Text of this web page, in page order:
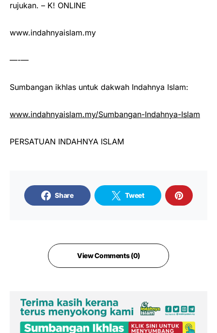
rujukan. – K! ONLINE
www.indahnyaislam.my
—-—
Sumbangan ikhlas untuk dakwah Indahnya Islam:
www.indahnyaislam.my/Sumbangan-Indahnya-Islam
PERSATUAN INDAHNYA ISLAM
Share Tweet
View Comments (0)